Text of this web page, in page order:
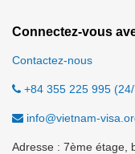
Connectez-vous
Contactez-nous
+84 355 225 995
info@vietnam-
Adresse : 7ème étage,